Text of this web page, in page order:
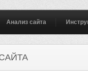
Анализ сайта